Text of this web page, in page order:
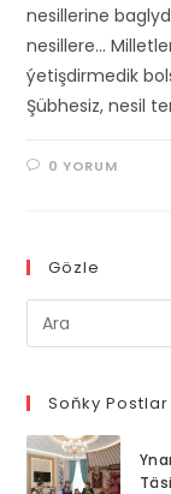
nesillerine
nesillere...
ýetişdirmedik
Şübhesiz, nesil
0 YORUM
Gözle
Soňky Postlar